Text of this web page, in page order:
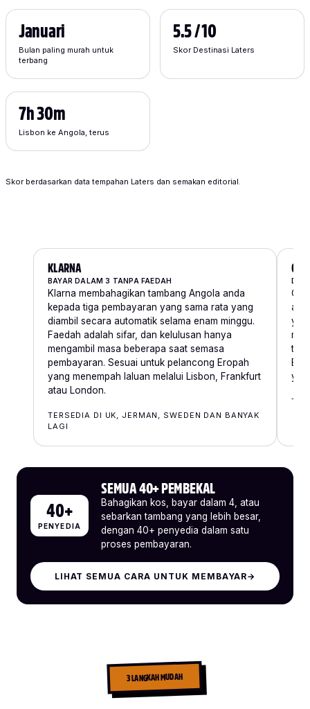
Bulan paling murah untuk
terbang
Januari
Skor Destinasi Laters
5.5 / 10
Lisbon ke Angola, terus
7h 30m
Skor berdasarkan data tempahan Laters dan semakan editorial.
KLARNA
BAYAR DALAM 3 TANPA FAEDAH
Klarna membahagikan tambang Angola anda
kepada tiga pembayaran yang sama rata yang
diambil secara automatik selama enam minggu.
Faedah adalah sifar, dan kelulusan hanya
mengambil masa beberapa saat semasa
pembayaran. Sesuai untuk pelancong Eropah
yang menempah laluan melalui Lisbon, Frankfurt
atau London.
TERSEDIA DI UK, JERMAN, SWEDEN DAN BANYAK
LAGI
40+
PENYEDIA
SEMUA 40+ PEMBEKAL
Bahagikan kos, bayar dalam 4, atau
sebarkan tambang yang lebih besar,
dengan 40+ penyedia dalam satu
proses pembayaran.
LIHAT SEMUA CARA UNTUK MEMBAYAR→
3 LANGKAH MUDAH